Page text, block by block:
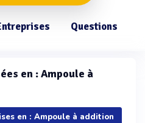
Questions
en : Ampoule à
en : Ampoule à addition